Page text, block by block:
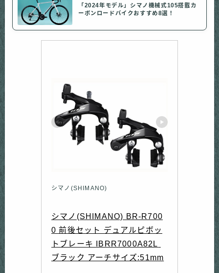
「2024年モデル」シマノ機械式105搭載カ
ーボンロードバイクおすすめ8選！
シマノ(SHIMANO)
シマノ(SHIMANO) BR-R700
0 前後セット デュアルピボッ
トブレーキ IBRR7000A82L
ブラック アーチサイズ:51mm